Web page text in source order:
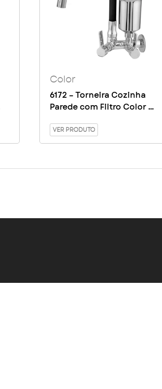
Color
6172 – Torneira Cozinha
Parede com Filtro Color –
VER PRODUTO